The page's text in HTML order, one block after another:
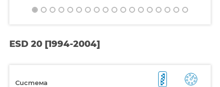
ESD 20 [1994-2004]
Система